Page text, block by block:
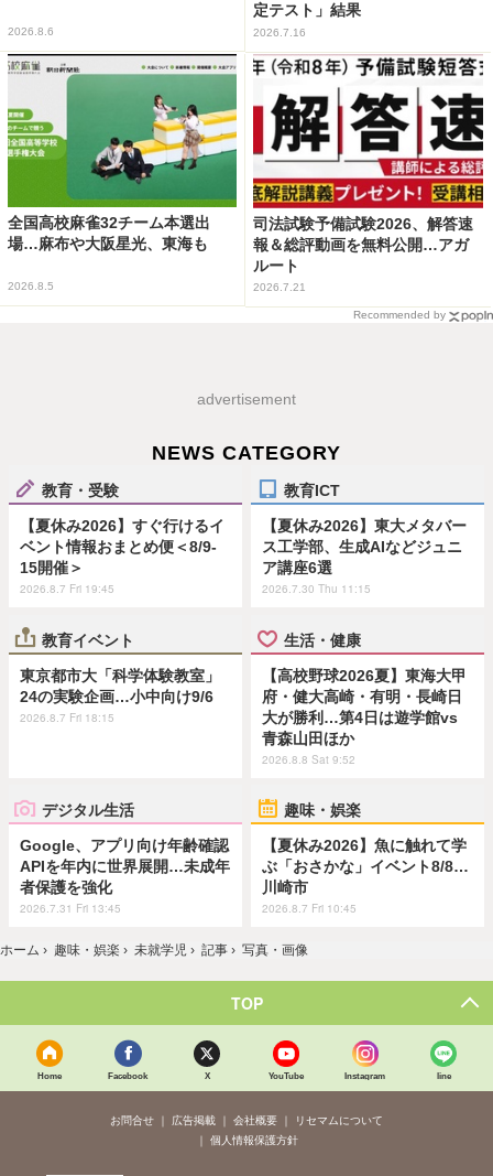
2026.8.6
定テスト」結果
2026.7.16
全国高校麻雀32チーム本選出
場…麻布や大阪星光、東海も
2026.8.5
司法試験予備試験2026、解答速
報＆総評動画を無料公開…アガ
ルート
2026.7.21
Recommended by
advertisement
NEWS CATEGORY
教育・受験
【夏休み2026】すぐ行けるイ
ベント情報おまとめ便＜8/9-
15開催＞
2026.8.7 Fri 19:45
教育ICT
【夏休み2026】東大メタバー
ス工学部、生成AIなどジュニ
ア講座6選
2026.7.30 Thu 11:15
教育イベント
東京都市大「科学体験教室」
24の実験企画…小中向け9/6
2026.8.7 Fri 18:15
生活・健康
【高校野球2026夏】東海大甲
府・健大高崎・有明・長崎日
大が勝利…第4日は遊学館vs
青森山田ほか
2026.8.8 Sat 9:52
デジタル生活
Google、アプリ向け年齢確認
APIを年内に世界展開…未成年
者保護を強化
2026.7.31 Fri 13:45
趣味・娯楽
【夏休み2026】魚に触れて学
ぶ「おさかな」イベント8/8…
川崎市
2026.8.7 Fri 10:45
ホーム › 趣味・娯楽 › 未就学児 › 記事 › 写真・画像
TOP
Home Facebook X YouTube Instagram line
お問合せ 広告掲載 会社概要
リセマムについて
個人情報保護方針